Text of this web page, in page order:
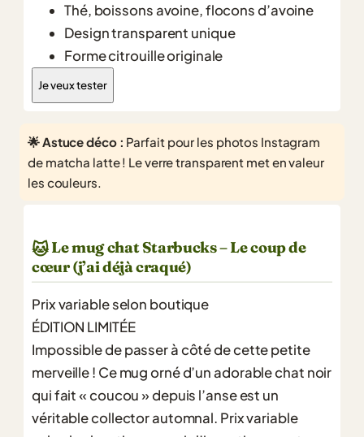
Thé, boissons avoine, flocons d’avoine
Design transparent unique
Forme citrouille originale
Je veux tester
🌟 Astuce déco : Parfait pour les photos Instagram
de matcha latte ! Le verre transparent met en valeur
les couleurs.
🐱Le mug chat Starbucks – Le coup de
cœur (j’ai déjà craqué)
Prix variable selon boutique
ÉDITION LIMITÉE
Impossible de passer à côté de cette petite
merveille ! Ce mug orné d’un adorable chat noir
qui fait « coucou » depuis l’anse est un
véritable collector automnal. Prix variable